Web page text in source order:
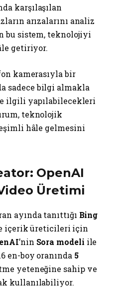
karşılaşılan
arızalarını analiz
bu sistem, teknolojiyi
getiriyor.
kamerasıyla bir
sadece bilgi almakla
ilgili yapılabilecekleri
teknolojik
hâle gelmesini
: OpenAI
Üretimi
ayında tanıttığı Bing
içerik üreticileri için
’nin Sora modeli ile
en-boy oranında 5
yeteneğine sahip ve
kullanılabiliyor.